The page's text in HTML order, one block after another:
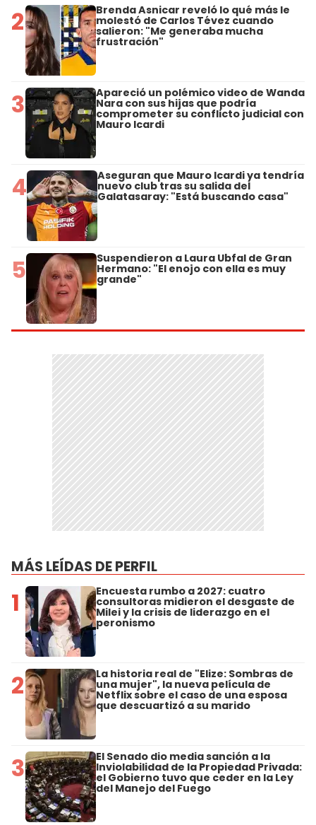
2 Brenda Asnicar reveló lo qué más le
molestó de Carlos Tévez cuando
salieron: "Me generaba mucha
frustración"
3 Apareció un polémico video de Wanda
Nara con sus hijas que podría
comprometer su conflicto judicial con
Mauro Icardi
4 Aseguran que Mauro Icardi ya tendría
nuevo club tras su salida del
Galatasaray: "Está buscando casa"
5 Suspendieron a Laura Ubfal de Gran
Hermano: "El enojo con ella es muy
grande"
MÁS LEÍDAS DE PERFIL
1 Encuesta rumbo a 2027: cuatro
consultoras midieron el desgaste de
Milei y la crisis de liderazgo en el
peronismo
2 La historia real de "Elize: Sombras de
una mujer", la nueva película de
Netflix sobre el caso de una esposa
que descuartizó a su marido
3 El Senado dio media sanción a la
Inviolabilidad de la Propiedad Privada:
el Gobierno tuvo que ceder en la Ley
del Manejo del Fuego